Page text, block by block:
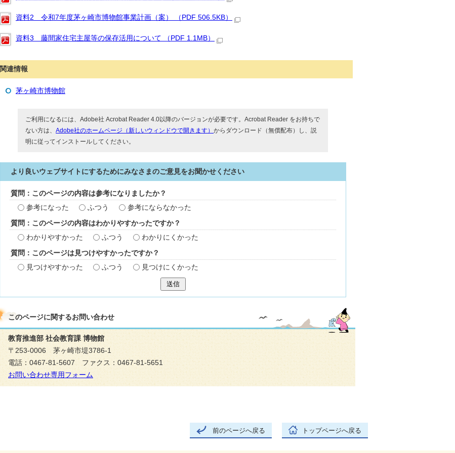
資料2 令和7年度茅ヶ崎市博物館事業計画（案） （PDF 506.5KB）
資料3 藤間家住宅主屋等の保存活用について （PDF 1.1MB）
関連情報
茅ヶ崎市博物館
ご利用になるには、Adobe社 Acrobat Reader 4.0以降のバージョンが必要です。Acrobat Reader をお持ちで
ない方は、Adobe社のホームページ（新しいウィンドウで開きます）からダウンロード（無償配布）し、説
明に従ってインストールしてください。
より良いウェブサイトにするためにみなさまのご意見をお聞かせください
質問：このページの内容は参考になりましたか？
参考になった
ふつう 参考にならなかった
質問：このページの内容はわかりやすかったですか？
わかりやすかった
ふつう わかりにくかった
質問：このページは見つけやすかったですか？
見つけやすかった
ふつう 見つけにくかった
送信
このページに関するお問い合わせ
教育推進部 社会教育課 博物館
〒253-0006 茅ヶ崎市堤3786-1
電話：0467-81-5607 ファクス：0467-81-5651
お問い合わせ専用フォーム
前のページへ戻る トップページへ戻る